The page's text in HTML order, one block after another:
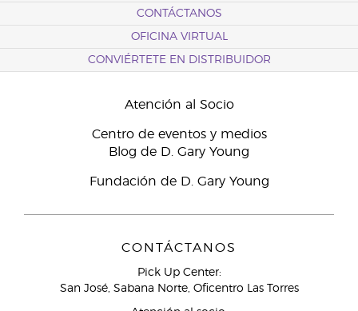
CONTÁCTANOS
OFICINA VIRTUAL
CONVIÉRTETE EN DISTRIBUIDOR
Atención al Socio
Centro de eventos y medios
Blog de D. Gary Young
Fundación de D. Gary Young
CONTÁCTANOS
Pick Up Center:
San José, Sabana Norte, Oficentro Las Torres